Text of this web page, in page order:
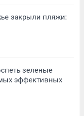
закрыли пляжи:
зеленые
эффективных